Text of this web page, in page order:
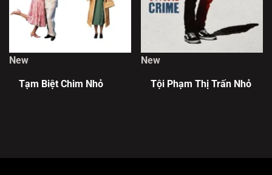
New
Tạm Biệt Chim Nhỏ
New
Tội Phạm Thị Trấn Nhỏ